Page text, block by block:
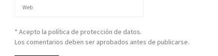
* Acepto la política de protección de datos.
Los comentarios deben ser aprobados antes de publicarse.